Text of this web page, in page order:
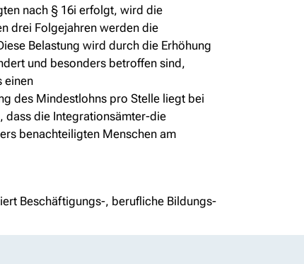
nach § 16i erfolgt, wird die
drei Folgejahren werden die
Belastung wird durch die Erhöhung
und besonders betroffen sind,
einen
des Mindestlohns pro Stelle liegt bei
dass die Integrationsämter-die
benachteiligten Menschen am
Beschäftigungs-, berufliche Bildungs-